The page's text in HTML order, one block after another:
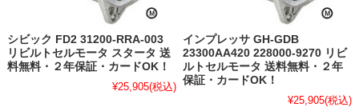
シビック FD2 31200-RRA-003
リビルトセルモータ スタータ 送
料無料・２年保証・カードOK！
¥25,905(税込)
インプレッサ GH-GDB
23300AA420 228000-9270 リビ
ルトセルモータ 送料無料・２年
保証・カードOK！
¥25,905(税込)